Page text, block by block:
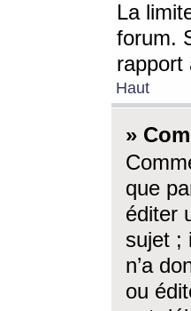
La
forum.
rapport
Haut
»
que
éditer
sujet ;
n’a
ou